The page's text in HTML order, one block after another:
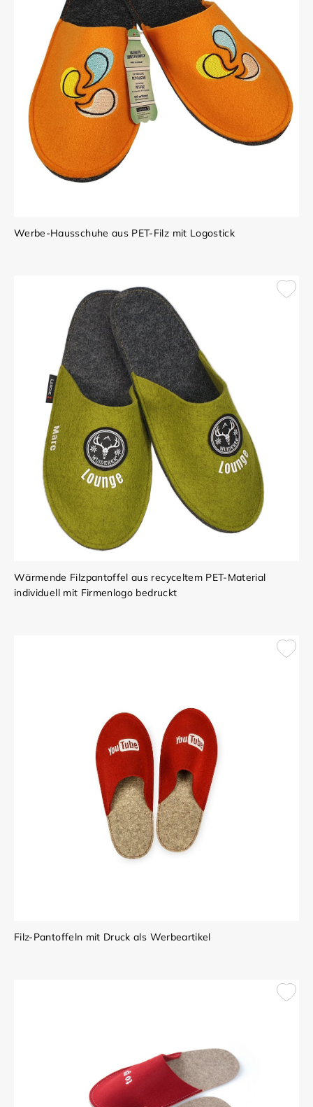
Werbe-Hausschuhe aus PET-Filz mit Logostick
Wärmende Filzpantoffel aus recyceltem PET-Material
individuell mit Firmenlogo bedruckt
Filz-Pantoffeln mit Druck als Werbeartikel